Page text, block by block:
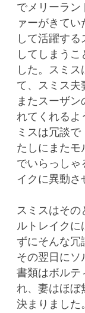
でメリーラン
ァーがきて
して活躍す
してしまう
した。スミ
て、スミス夫
またスーザ
れてくれるよ
ミスは冗談
たしにまたモ
でいらっしゃ
イクに異動さ
スミスはその
ルトレイクに
ずにそんな冗
その翌日にソ
書類はボルテ
れ、妻はほぼ
決まりました